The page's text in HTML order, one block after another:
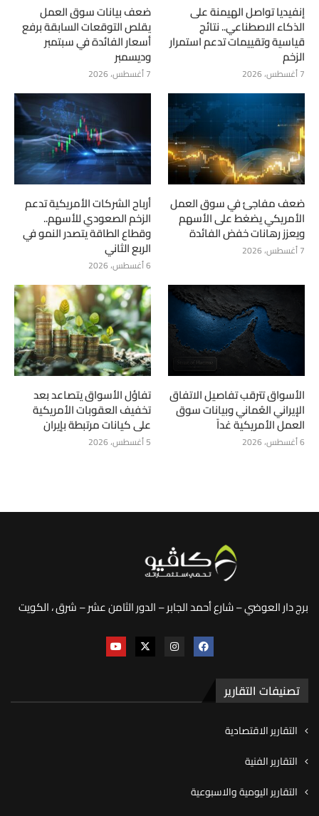
إنفيديا تواصل الهيمنة على
الذكاء الاصطناعي.. نتائج
قياسية وتقييمات تدعم استمرار
الزخم
7 أغسطس، 2026
ضعف بيانات سوق العمل
يقلص التوقعات السابقة برفع
أسعار الفائدة في سبتمبر
وديسمبر
7 أغسطس، 2026
ضعف مفاجئ في سوق العمل
الأمريكي يضغط على الأسهم
ويعزز رهانات خفض الفائدة
7 أغسطس، 2026
أرباح الشركات الأمريكية تدعم
الزخم الصعودي للأسهم..
وقطاع الطاقة يتصدر النمو في
الربع الثاني
6 أغسطس، 2026
الأسواق تترقب تفاصيل الاتفاق
الإيراني العُماني وبيانات سوق
العمل الأمريكية غداً
6 أغسطس، 2026
تفاؤل الأسواق يتصاعد بعد
تخفيف العقوبات الأمريكية
على كيانات مرتبطة بإيران
5 أغسطس، 2026
برج دار العوضي – شارع أحمد الجابر – الدور الثامن عشر – شرق ، الكويت
تصنيفات التقارير
التقارير الاقتصادية
التقارير الفنية
التقارير اليومية والاسبوعية